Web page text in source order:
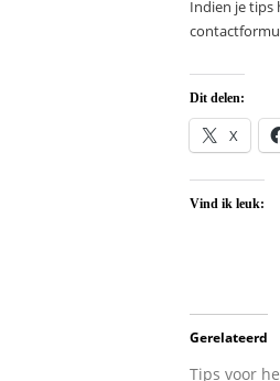
Indien je tips
Dit delen:
X
Vind ik leuk:
Gerelateerd
Tips voor